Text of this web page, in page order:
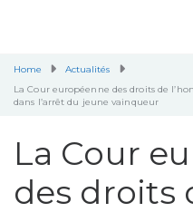
Home
Actualités
La Cour européenne des droits de
dans l’arrêt du jeune vainqueur
La Cour
des droits